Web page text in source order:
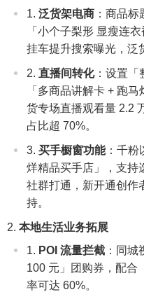
泛货架电商 ：商品
「小个子梨形 显瘦连
挂车提升搜索曝光，泛
直播间转化：设置「
「多商品讲解卡 + 跑
货专场直播观看量 2.2
占比超 70%。
买手橱窗功能：千粉
烊精品买手店」，支持
社群打通，新开通创作
持。
本地生活业务拓展
POI 流量拦截 ：同
100 元」团购券，配合
率可达 60%。